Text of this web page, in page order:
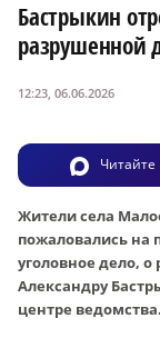
Бастрыкин
разрушенной
12:23, 06.06.2026
Читайте
Жители села
пожаловались на
уголовное дело, о
Александру
центре ведомства.